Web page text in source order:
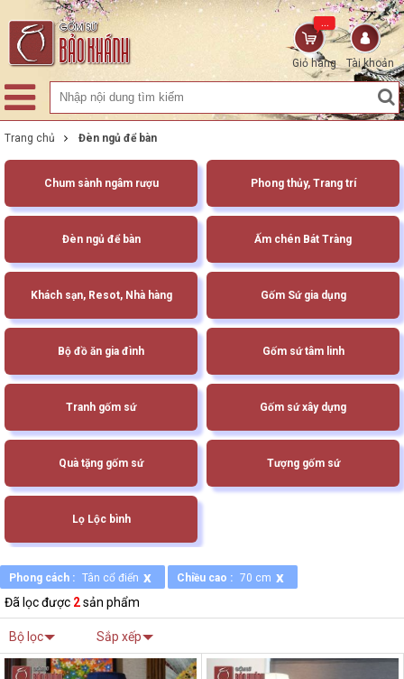
Tài khoản
Giỏ hàng
...
Trang chủ Đèn ngủ để bàn
Chum sành ngâm rượu Phong thủy, Trang trí
Đèn ngủ để bàn Ấm chén Bát Tràng
Khách sạn, Resot, Nhà hàng Gốm Sứ gia dụng
Bộ đồ ăn gia đình Gốm sứ tâm linh
Tranh gốm sứ Gốm sứ xây dựng
Quà tặng gốm sứ Tượng gốm sứ
Lọ Lộc bình
Phong cách : Tân cổ điển x Chiều cao : 70 cm x
Đã lọc được 2sản phẩm
Bộ lọc Sắp xếp